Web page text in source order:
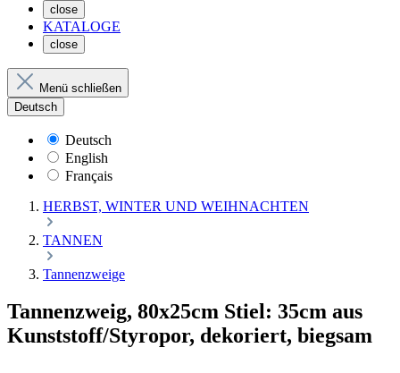
close
KATALOGE
close
Menü schließen
Deutsch
Deutsch
English
Français
HERBST, WINTER UND WEIHNACHTEN
TANNEN
Tannenzweige
Tannenzweig, 80x25cm Stiel: 35cm aus
Kunststoff/Styropor, dekoriert, biegsam